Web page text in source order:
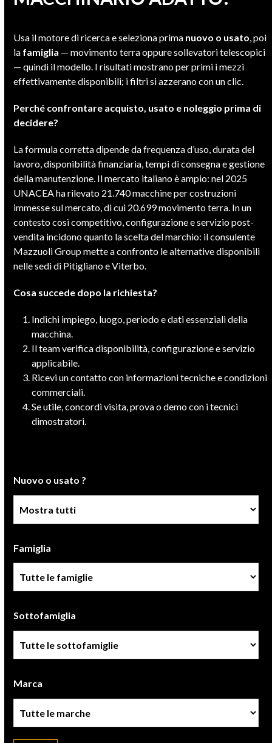
Usa il motore di ricerca e seleziona prima nuovo o usato, poi
la famiglia — movimento terra oppure sollevatori telescopici
— quindi il modello. I risultati mostrano per primi i mezzi
effettivamente disponibili; i filtri si azzerano con un clic.
Perché confrontare acquisto, usato e noleggio prima di
decidere?
La formula corretta dipende da frequenza d’uso, durata del
lavoro, disponibilità finanziaria, tempi di consegna e gestione
della manutenzione. Il mercato italiano è ampio: nel 2025
UNACEA ha rilevato 21.740 macchine per costruzioni
immesse sul mercato, di cui 20.699 movimento terra. In un
contesto così competitivo, configurazione e servizio post-
vendita incidono quanto la scelta del marchio: il consulente
Mazzuoli Group mette a confronto le alternative disponibili
nelle sedi di Pitigliano e Viterbo.
Cosa succede dopo la richiesta?
Indichi impiego, luogo, periodo e dati essenziali della
macchina.
Il team verifica disponibilità, configurazione e servizio
applicabile.
Ricevi un contatto con informazioni tecniche e condizioni
commerciali.
Se utile, concordi visita, prova o demo con i tecnici
dimostratori.
Nuovo o usato ?
Famiglia
Sottofamiglia
Marca